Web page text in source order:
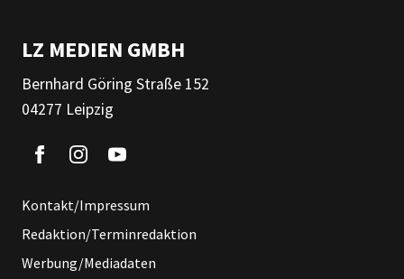
LZ MEDIEN GMBH
Bernhard Göring Straße 152
04277 Leipzig
Kontakt/Impressum
Redaktion/Terminredaktion
Werbung/Mediadaten